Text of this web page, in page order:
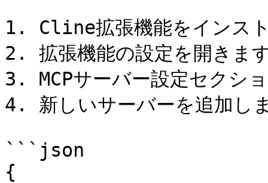
1. Cline拡張機能をインス
2. 拡張機能の設定を開きま
3. MCPサーバー設定セクシ
4. 新しいサーバーを追加し
```json
{